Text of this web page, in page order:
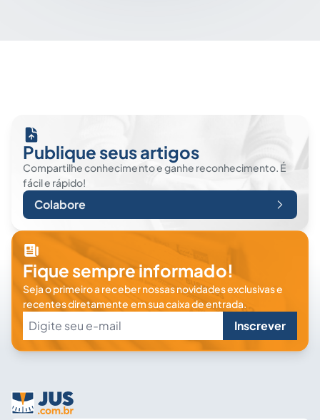
Publique seus artigos
Compartilhe conhecimento e ganhe reconhecimento. É
fácil e rápido!
Colabore
Fique sempre informado!
Seja o primeiro a receber nossas novidades exclusivas e
recentes diretamente em sua caixa de entrada.
Inscrever